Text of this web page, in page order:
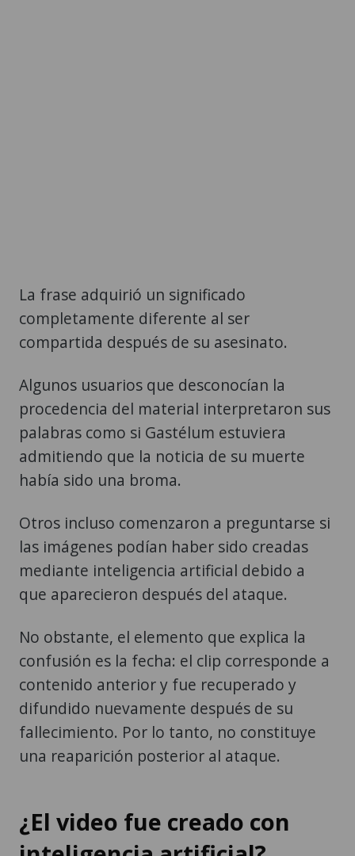
La frase adquirió un significado
completamente diferente al ser
compartida después de su asesinato.
Algunos usuarios que desconocían la
procedencia del material interpretaron sus
palabras como si Gastélum estuviera
admitiendo que la noticia de su muerte
había sido una broma.
Otros incluso comenzaron a preguntarse si
las imágenes podían haber sido creadas
mediante inteligencia artificial debido a
que aparecieron después del ataque.
No obstante, el elemento que explica la
confusión es la fecha: el clip corresponde a
contenido anterior y fue recuperado y
difundido nuevamente después de su
fallecimiento. Por lo tanto, no constituye
una reaparición posterior al ataque.
¿El video fue creado con